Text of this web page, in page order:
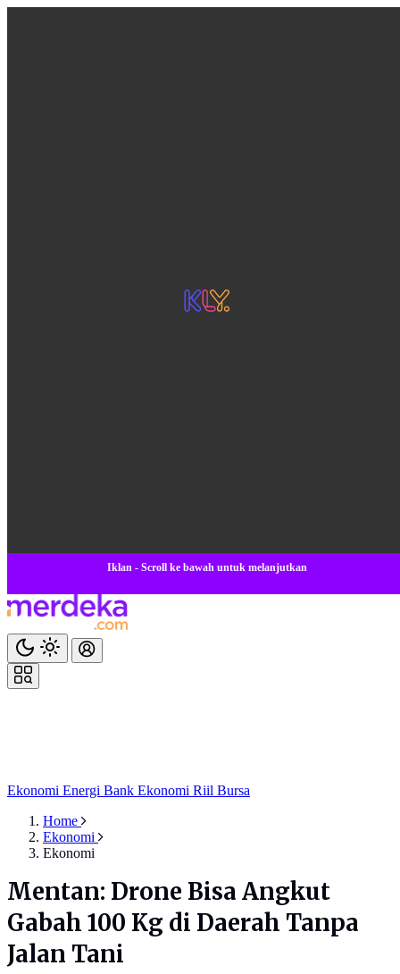
Iklan - Scroll ke bawah untuk melanjutkan
Ekonomi Energi Bank Ekonomi Riil Bursa
Home
Ekonomi
Ekonomi
Mentan: Drone Bisa Angkut
Gabah 100 Kg di Daerah Tanpa
Jalan Tani